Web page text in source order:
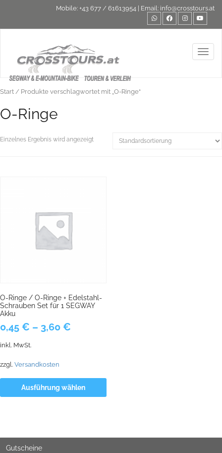
Mobile: +43 677 / 61613954 | Email: info@crosstours.at
Start / Produkte verschlagwortet mit „O-Ringe“
O-Ringe
Einzelnes Ergebnis wird angezeigt
O-Ringe / O-Ringe + Edelstahl-
Schrauben Set für 1 SEGWAY
Akku
0,45 € – 3,60 €
inkl. MwSt.
zzgl. Versandkosten
Ausführung wählen
Gutscheine